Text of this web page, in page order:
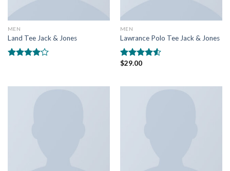
MEN
Land Tee Jack & Jones
aldı
MEN
Lawrance Polo Tee Jack & Jones
5
aldı
$29.00